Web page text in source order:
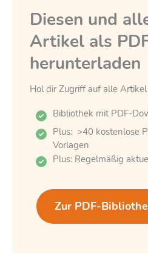
Diesen und
Artikel als
herunterladen
Hol dir Zugriff auf alle
Bibliothek mit PDF-
Plus: >40 kostenlose
Vorlagen
Plus: Regelmäßig
Zur PDF-